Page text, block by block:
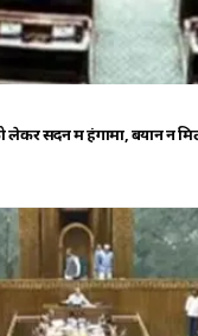
लेकर सदन में हंगामा, बयान न